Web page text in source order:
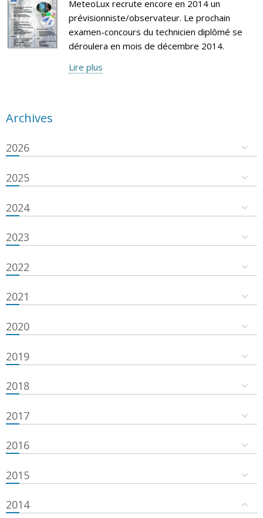
MeteoLux recrute encore en 2014 un
prévisionniste/observateur. Le prochain
examen-concours du technicien diplômé se
déroulera en mois de décembre 2014.
Lire plus
Archives
2026
2025
2024
2023
2022
2021
2020
2019
2018
2017
2016
2015
2014